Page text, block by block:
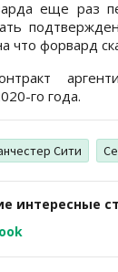
еще раз
что форвард
го года.
Сити
интересные